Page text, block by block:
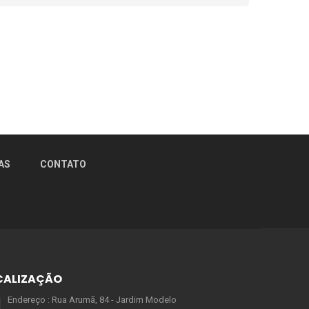
CONTATO
Endereço : Rua Arumã, 84 - Jardim Modelo